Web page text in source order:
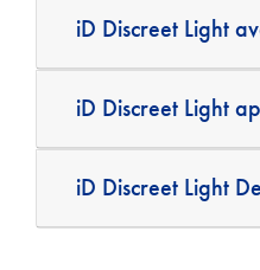
iD Discreet Light
iD Discreet Light
iD Discreet Light